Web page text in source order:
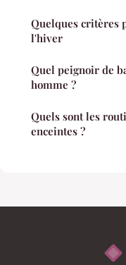
Quelques critères
l'hiver
Quel peignoir de
homme ?
Quels sont les
enceintes ?